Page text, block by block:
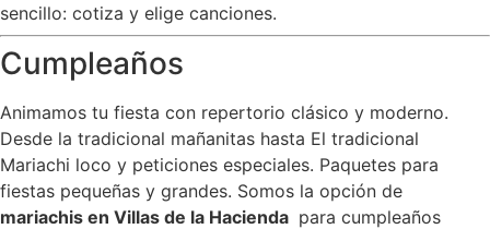
sencillo: cotiza y elige canciones.
Cumpleaños
Animamos tu fiesta con repertorio clásico y moderno.
Desde la tradicional mañanitas hasta El tradicional
Mariachi loco y peticiones especiales. Paquetes para
fiestas pequeñas y grandes. Somos la opción de
mariachis en Villas de la Hacienda para cumpleaños